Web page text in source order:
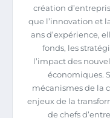
création
que l’innovation et
ans d’expérience,
fonds, les
l’impact des
économiques.
mécanismes de la
enjeux de la
de chefs